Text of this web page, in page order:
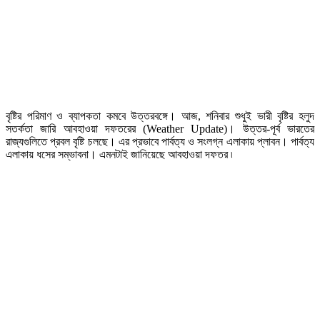
বৃষ্টির পরিমাণ ও ব্যাপকতা কমবে উত্তরবঙ্গে। আজ, শনিবার শুধুই ভারী বৃষ্টির হলুদ
সতর্কতা জারি আবহাওয়া দফতরের (Weather Update)। উত্তর-পূর্ব ভারতের
রাজ্যগুলিতে প্রবল বৃষ্টি চলছে। এর প্রভাবে পার্বত্য ও সংলগ্ন এলাকায় প্লাবন। পার্বত্য
এলাকায় ধসের সম্ভাবনা। এমনটাই জানিয়েছে আবহাওয়া দফতর ৷